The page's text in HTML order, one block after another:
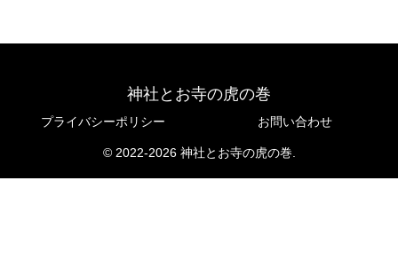
神社とお寺の虎の巻
プライバシーポリシー お問い合わせ
© 2022-2026 神社とお寺の虎の巻.